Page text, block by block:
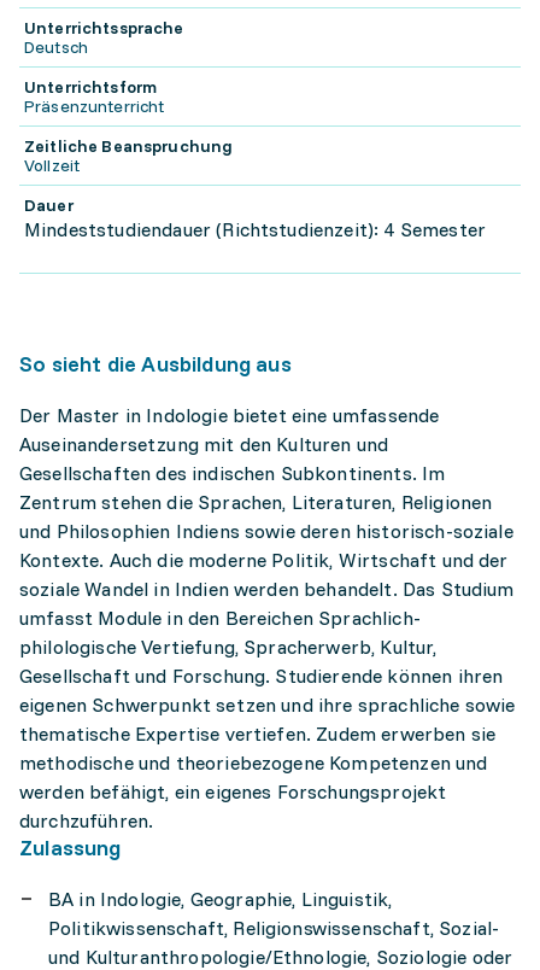
Unterrichtssprache
Deutsch
Unterrichtsform
Präsenzunterricht
Zeitliche Beanspruchung
Vollzeit
Dauer
Mindeststudiendauer (Richtstudienzeit): 4 Semester
So sieht die Ausbildung aus
Der Master in Indologie bietet eine umfassende
Auseinandersetzung mit den Kulturen und
Gesellschaften des indischen Subkontinents. Im
Zentrum stehen die Sprachen, Literaturen, Religionen
und Philosophien Indiens sowie deren historisch-soziale
Kontexte. Auch die moderne Politik, Wirtschaft und der
soziale Wandel in Indien werden behandelt. Das Studium
umfasst Module in den Bereichen Sprachlich-
philologische Vertiefung, Spracherwerb, Kultur,
Gesellschaft und Forschung. Studierende können ihren
eigenen Schwerpunkt setzen und ihre sprachliche sowie
thematische Expertise vertiefen. Zudem erwerben sie
methodische und theoriebezogene Kompetenzen und
werden befähigt, ein eigenes Forschungsprojekt
durchzuführen.
Zulassung
BA in Indologie, Geographie, Linguistik,
Politikwissenschaft, Religionswissenschaft, Sozial-
und Kulturanthropologie/Ethnologie, Soziologie oder